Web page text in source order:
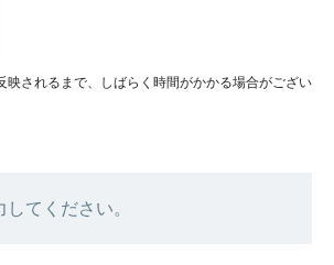
映されるまで、しばらく時間がかかる場合がござい
てください。